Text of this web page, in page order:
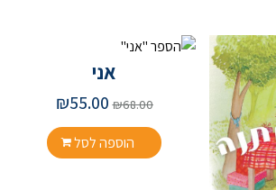
אני
₪68.00
₪55.00
הוספה לסל